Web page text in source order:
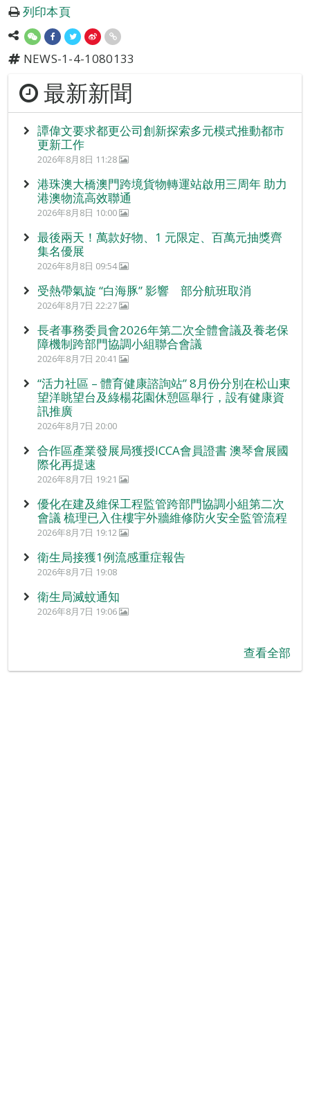
列印本頁
NEWS-1-4-1080133
最新新聞
譚偉文要求都更公司創新探索多元模式推動都市
更新工作
2026年8月8日 11:28
港珠澳大橋澳門跨境貨物轉運站啟用三周年 助力
港澳物流高效聯通
2026年8月8日 10:00
最後兩天！萬款好物、1 元限定、百萬元抽獎齊
集名優展
2026年8月8日 09:54
受熱帶氣旋 “白海豚” 影響 部分航班取消
2026年8月7日 22:27
長者事務委員會2026年第二次全體會議及養老保
障機制跨部門協調小組聯合會議
2026年8月7日 20:41
“活力社區 – 體育健康諮詢站” 8月份分別在松山東
望洋眺望台及綠楊花園休憩區舉行，設有健康資
訊推廣
2026年8月7日 20:00
合作區產業發展局獲授ICCA會員證書 澳琴會展國
際化再提速
2026年8月7日 19:21
優化在建及維保工程監管跨部門協調小組第二次
會議 梳理已入住樓宇外牆維修防火安全監管流程
2026年8月7日 19:12
衛生局接獲1例流感重症報告
2026年8月7日 19:08
衛生局滅蚊通知
2026年8月7日 19:06
查看全部